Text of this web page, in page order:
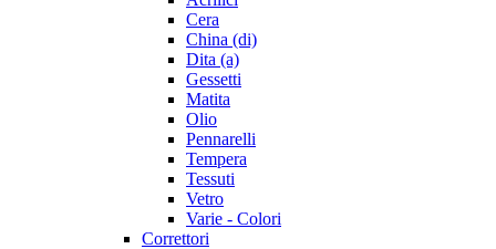
Cera
China (di)
Dita (a)
Gessetti
Matita
Olio
Pennarelli
Tempera
Tessuti
Vetro
Varie - Colori
Correttori